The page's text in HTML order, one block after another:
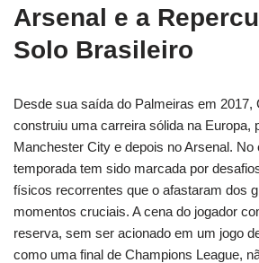
Arsenal e a
Solo Brasileiro
Desde sua saída do Palmeiras em 2017,
construiu uma carreira sólida na Europa,
Manchester City e depois no Arsenal. No
temporada tem sido marcada por
físicos recorrentes que o afastaram dos
momentos cruciais. A cena do jogador
reserva, sem ser acionado em um jogo
como uma final de Champions League,